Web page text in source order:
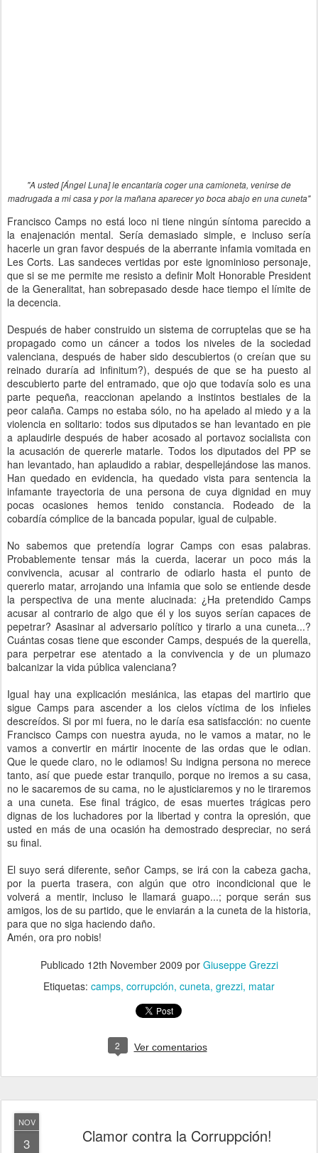
"A usted [Ángel Luna] le encantaría coger una camioneta, venirse de
madrugada a mi casa y por la mañana aparecer yo boca abajo en una cuneta"
Francisco Camps no está loco ni tiene ningún síntoma parecido a
la enajenación mental. Sería demasiado simple, e incluso sería
hacerle un gran favor después de la aberrante infamia vomitada en
Les Corts. Las sandeces vertidas por este ignominioso personaje,
que si se me permite me resisto a definir Molt Honorable President
de la Generalitat, han sobrepasado desde hace tiempo el límite de
la decencia.
Después de haber construido un sistema de corruptelas que se ha
propagado como un cáncer a todos los niveles de la sociedad
valenciana, después de haber sido descubiertos (o creían que su
reinado duraría ad infinitum?), después de que se ha puesto al
descubierto parte del entramado, que ojo que todavía solo es una
parte pequeña, reaccionan apelando a instintos bestiales de la
peor calaña. Camps no estaba sólo, no ha apelado al miedo y a la
violencia en solitario: todos sus diputados se han levantado en pie
a aplaudirle después de haber acosado al portavoz socialista con
la acusación de quererle matarle. Todos los diputados del PP se
han levantado, han aplaudido a rabiar, despellejándose las manos.
Han quedado en evidencia, ha quedado vista para sentencia la
infamante trayectoria de una persona de cuya dignidad en muy
pocas ocasiones hemos tenido constancia. Rodeado de la
cobardía cómplice de la bancada popular, igual de culpable.
No sabemos que pretendía lograr Camps con esas palabras.
Probablemente tensar más la cuerda, lacerar un poco más la
convivencia, acusar al contrario de odiarlo hasta el punto de
quererlo matar, arrojando una infamia que solo se entiende desde
la perspectiva de una mente alucinada: ¿Ha pretendido Camps
acusar al contrario de algo que él y los suyos serían capaces de
pepetrar? Asasinar al adversario político y tirarlo a una cuneta...?
Cuántas cosas tiene que esconder Camps, después de la querella,
para perpetrar ese atentado a la convivencia y de un plumazo
balcanizar la vida pública valenciana?
Igual hay una explicación mesiánica, las etapas del martirio que
sigue Camps para ascender a los cielos víctima de los infieles
descreídos. Si por mi fuera, no le daría esa satisfacción: no cuente
Francisco Camps con nuestra ayuda, no le vamos a matar, no le
vamos a convertir en mártir inocente de las ordas que le odian.
Que le quede claro, no le odiamos! Su indigna persona no merece
tanto, así que puede estar tranquilo, porque no iremos a su casa,
no le sacaremos de su cama, no le ajusticiaremos y no le tiraremos
a una cuneta. Ese final trágico, de esas muertes trágicas pero
dignas de los luchadores por la libertad y contra la opresión, que
usted en más de una ocasión ha demostrado despreciar, no será
su final.
El suyo será diferente, señor Camps, se irá con la cabeza gacha,
por la puerta trasera, con algún que otro incondicional que le
volverá a mentir, incluso le llamará guapo...; porque serán sus
amigos, los de su partido, que le enviarán a la cuneta de la historia,
para que no siga haciendo daño.
Amén, ora pro nobis!
Publicado 12th November 2009 por Giuseppe Grezzi
Etiquetas: camps corrupción cuneta grezzi matar
2 Ver comentarios
NOV
3 Clamor contra la Corruppción!